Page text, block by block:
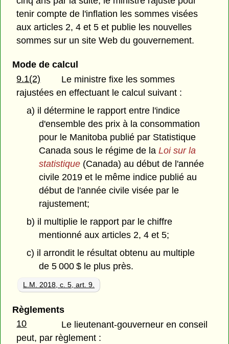
tenir compte de l'inflation les sommes visées
aux articles 2, 4 et 5 et publie les nouvelles
sommes sur un site Web du gouvernement.
Mode de calcul
9.1(2)
Le ministre fixe les sommes
rajustées en effectuant le calcul suivant :
a) il détermine le rapport entre l'indice
d'ensemble des prix à la consommation
pour le Manitoba publié par Statistique
Canada sous le régime de laLoi sur la
statistique (Canada) au début de l'année
civile 2019 et le même indice publié au
début de l'année civile visée par le
rajustement;
b) il multiplie le rapport par le chiffre
mentionné aux articles 2, 4 et 5;
c) il arrondit le résultat obtenu au multiple
de 5 000 $ le plus près.
L.M. 2018, c. 5, art. 9.
Règlements
10
Le lieutenant-gouverneur en conseil
peut, par règlement :